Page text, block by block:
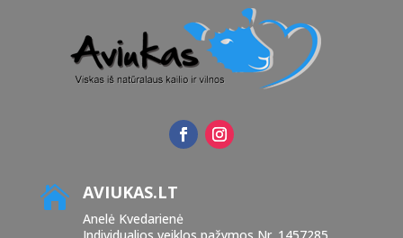
 AVIUKAS.LT
Anelė Kvedarienė